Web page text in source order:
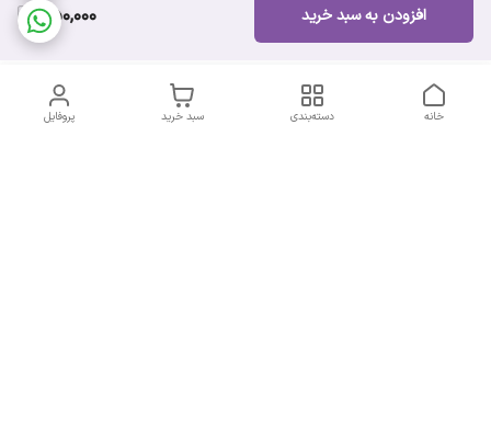
750,000 افزودن به سبد خرید
پروفایل سبد خرید دسته‌بندی خانه